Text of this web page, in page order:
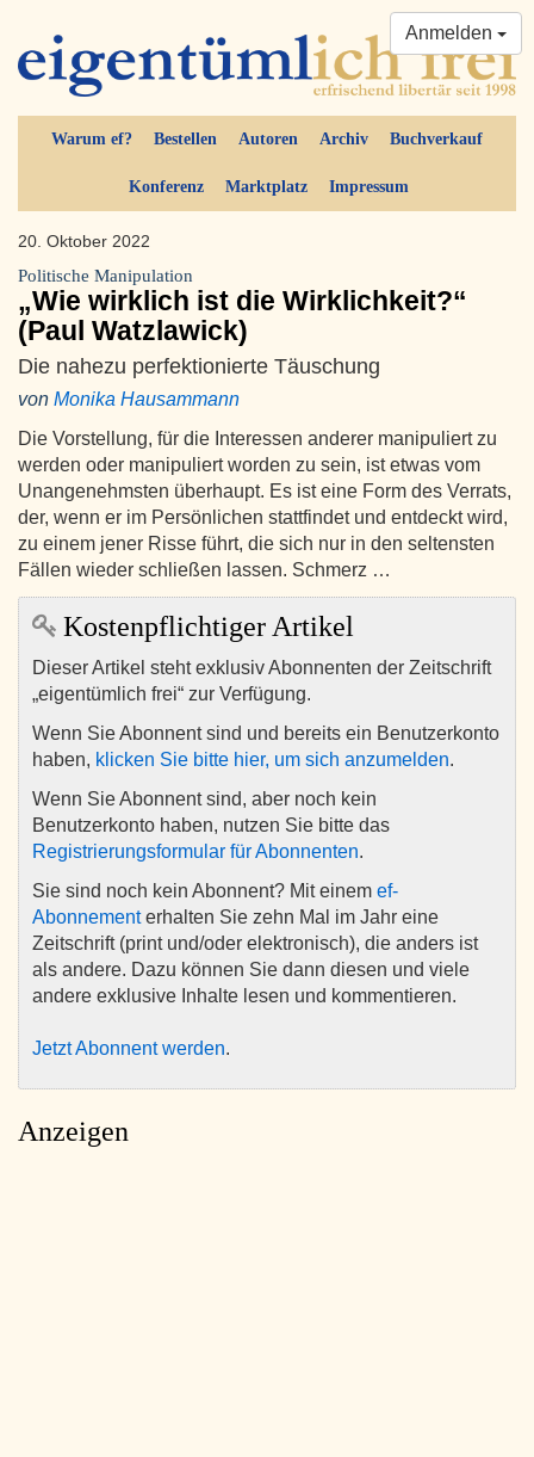
Warum ef? Bestellen Autoren Archiv Buchverkauf
Konferenz Marktplatz Impressum
Anmelden
20. Oktober 2022
Politische Manipulation
„Wie wirklich ist die Wirklichkeit?“
(Paul Watzlawick)
Die nahezu perfektionierte Täuschung
von Monika Hausammann
Die Vorstellung, für die Interessen anderer manipuliert zu
werden oder manipuliert worden zu sein, ist etwas vom
Unangenehmsten überhaupt. Es ist eine Form des Verrats,
der, wenn er im Persönlichen stattfindet und entdeckt wird,
zu einem jener Risse führt, die sich nur in den seltensten
Fällen wieder schließen lassen. Schmerz …
Kostenpflichtiger Artikel
Dieser Artikel steht exklusiv Abonnenten der Zeitschrift
„eigentümlich frei“ zur Verfügung.
Wenn Sie Abonnent sind und bereits ein Benutzerkonto
haben, klicken Sie bitte hier, um sich anzumelden.
Wenn Sie Abonnent sind, aber noch kein
Benutzerkonto haben, nutzen Sie bitte das
Registrierungsformular für Abonnenten.
Sie sind noch kein Abonnent? Mit einem ef-
Abonnementerhalten Sie zehn Mal im Jahr eine
Zeitschrift (print und/oder elektronisch), die anders ist
als andere. Dazu können Sie dann diesen und viele
andere exklusive Inhalte lesen und kommentieren.
Jetzt Abonnent werden.
Anzeigen